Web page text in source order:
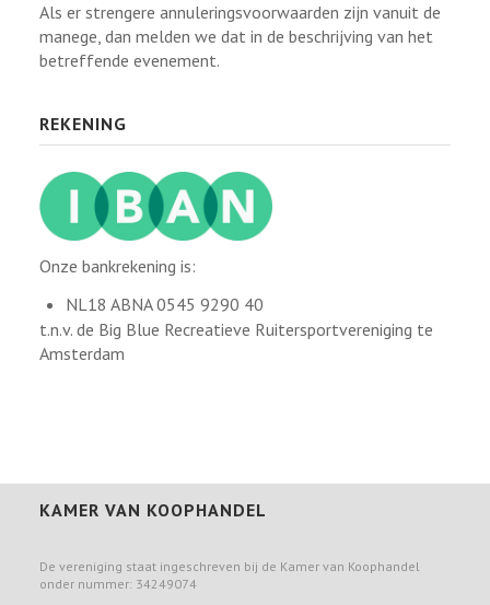
Als er strengere annuleringsvoorwaarden zijn vanuit de
manege, dan melden we dat in de beschrijving van het
betreffende evenement.
REKENING
Onze bankrekening is:
NL18 ABNA 0545 9290 40
t.n.v. de Big Blue Recreatieve Ruitersportvereniging te
Amsterdam
KAMER VAN KOOPHANDEL
De vereniging staat ingeschreven bij de Kamer van Koophandel
onder nummer: 34249074